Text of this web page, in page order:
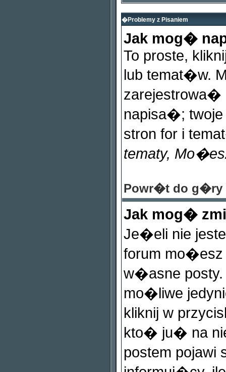
�Problemy z Pisaniem
Jak mog�
To proste,
lub temat�w.
napisa�;
stron for i
tematy,
Powr�t do g�ry
Jak mog�
Je�eli nie
forum
w�asne posty.
mo�liwe
kliknij w
kto� ju� na
postem pojawi